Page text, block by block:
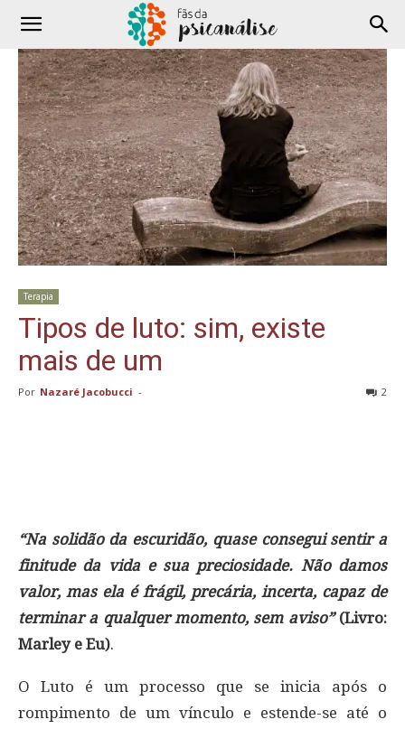
Terapia
Tipos de luto: sim, existe
mais de um
Por Nazaré Jacobucci - 2
“Na solidão da escuridão, quase consegui sentir a
finitude da vida e sua preciosidade. Não damos
valor, mas ela é frágil, precária, incerta, capaz de
terminar a qualquer momento, sem aviso” (Livro:
Marley e Eu).
O Luto é um processo que se inicia após o
rompimento de um vínculo e estende-se até o